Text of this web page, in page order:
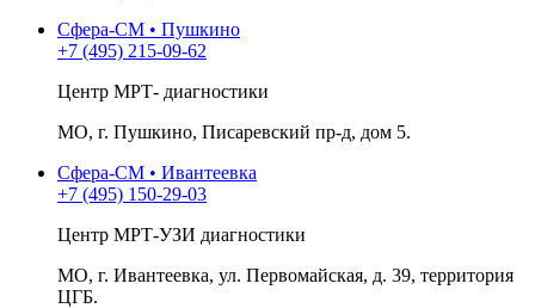
Сфера-СМ • Пушкино
+7 (495) 215-09-62
Центр МРТ- диагностики
МО, г. Пушкино, Писаревский пр-д, дом 5.
Сфера-СМ • Ивантеевка
+7 (495) 150-29-03
Центр МРТ-УЗИ диагностики
МО, г. Ивантеевка, ул. Первомайская, д. 39, территория
ЦГБ.